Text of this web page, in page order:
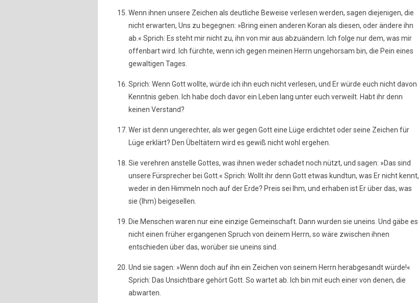
Wenn ihnen unsere Zeichen als deutliche Beweise verlesen werden, sagen diejenigen, die
nicht erwarten, Uns zu begegnen: »Bring einen anderen Koran als diesen, oder ändere ihn
ab.« Sprich: Es steht mir nicht zu, ihn von mir aus abzuändern. Ich folge nur dem, was mir
offenbart wird. Ich fürchte, wenn ich gegen meinen Herrn ungehorsam bin, die Pein eines
gewaltigen Tages.
Sprich: Wenn Gott wollte, würde ich ihn euch nicht verlesen, und Er würde euch nicht davon
Kenntnis geben. Ich habe doch davor ein Leben lang unter euch verweilt. Habt ihr denn
keinen Verstand?
Wer ist denn ungerechter, als wer gegen Gott eine Lüge erdichtet oder seine Zeichen für
Lüge erklärt? Den Übeltätern wird es gewiß nicht wohl ergehen.
Sie verehren anstelle Gottes, was ihnen weder schadet noch nützt, und sagen: »Das sind
unsere Fürsprecher bei Gott.« Sprich: Wollt ihr denn Gott etwas kundtun, was Er nicht kennt,
weder in den Himmeln noch auf der Erde? Preis sei Ihm, und erhaben ist Er über das, was
sie (Ihm) beigesellen.
Die Menschen waren nur eine einzige Gemeinschaft. Dann wurden sie uneins. Und gäbe es
nicht einen früher ergangenen Spruch von deinem Herrn, so wäre zwischen ihnen
entschieden über das, worüber sie uneins sind.
Und sie sagen: »Wenn doch auf ihn ein Zeichen von seinem Herrn herabgesandt würde!«
Sprich: Das Unsichtbare gehört Gott. So wartet ab. Ich bin mit euch einer von denen, die
abwarten.